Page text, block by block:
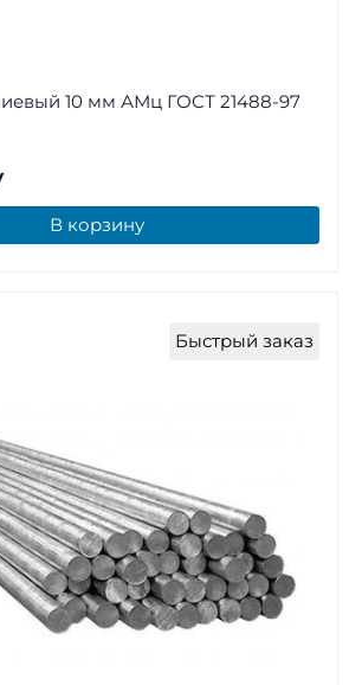
10 мм АМц ГОСТ 21488-97
В корзину
Быстрый заказ